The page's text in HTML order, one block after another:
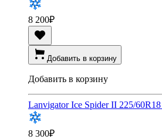
8 200₽
Добавить в корзину
Добавить в корзину
Lanvigator Ice Spider II 225/
8 300₽